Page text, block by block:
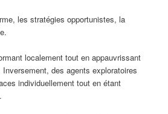
les stratégies opportunistes, la
localement tout en appauvrissant
des agents exploratoires
individuellement tout en étant